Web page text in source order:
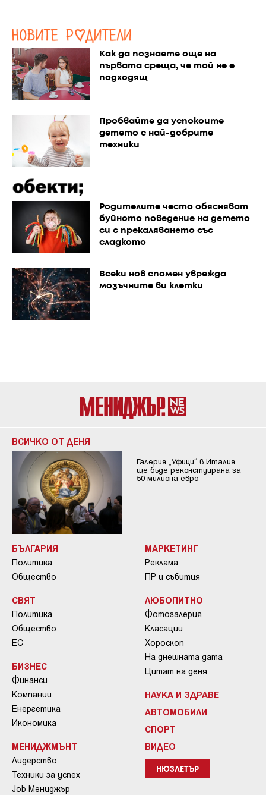
Как да познаете още на
първата среща, че той не е
подходящ
Пробвайте да успокоите
детето с най-добрите
техники
Родителите често обясняват
буйното поведение на детето
си с прекаляването със
сладкото
Всеки нов спомен уврежда
мозъчните ви клетки
ВСИЧКО ОТ ДЕНЯ
Галерия „Уфици“ в Италия
ще бъде реконстуирана за
50 милиона евро
БЪЛГАРИЯ
Политика
Общество
СВЯТ
Политика
Общество
ЕС
БИЗНЕС
Финанси
Компании
Енергетика
Икономика
МЕНИДЖМЪНТ
Лидерство
Техники за успех
Job Мениджър
МАРКЕТИНГ
Реклама
ПР и събития
ЛЮБОПИТНО
Фотогалерия
Класации
Хороскоп
На днешната дата
Цитат на деня
НАУКА И ЗДРАВЕ
АВТОМОБИЛИ
СПОРТ
ВИДЕО
НЮЗЛЕТЪР